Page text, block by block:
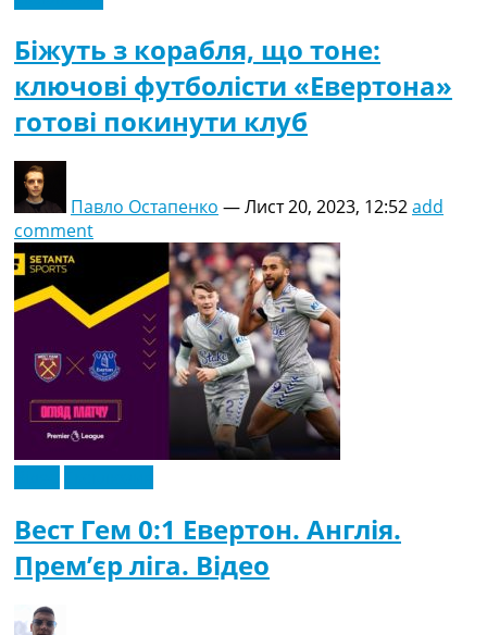
Біжуть з корабля, що тоне:
ключові футболісти «Евертона»
готові покинути клуб
Павло Остапенко —Лист 20, 2023, 12:52add
comment
Вест Гем 0:1 Евертон. Англія.
Прем’єр ліга. Відео